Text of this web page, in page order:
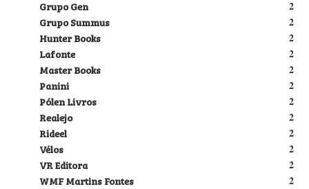
2
Grupo Gen
2
Grupo Summus
2
Hunter Books
2
Lafonte
2
Master Books
2
Panini
2
Pólen Livros
2
Realejo
2
Rideel
2
Vélos
2
VR Editora
2
WMF Martins Fontes